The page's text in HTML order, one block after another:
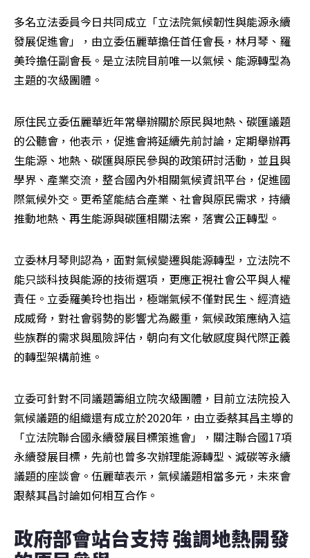
多名立法委員今日共同成立「立法院氣候韌性與能源永續
發展促進會」，由立委伍麗華擔任首任會長，林月琴、羅
美玲擔任副會長。是立法院目前唯一以氣候、能源轉型為
主題的次級團體。
原住民立委伍麗華近年常舉辦關於原民與地熱、碳匯議題
的公聽會，他表示，促進會將延續先前討論，定期舉辦再
生能源、地熱、碳匯與原民參與的政策研討活動，並且與
學界、產業交流，整合國內外相關氣候資訊平台，促進國
際氣候外交。更希望能結合產業、社會與原民需求，持續
推動地熱、再生能源與碳匯相關法案，落實公正轉型。
立委林月琴則認為，面對氣候變遷與能源轉型，立法院不
能只談科技與能源的技術選項，更應正視社會公平與人權
責任。立委羅美玲也指出，極端氣候不僅對民生、經濟造
成威脅，對社會弱勢的影響尤為嚴重，氣候政策應納入這
些族群的需求與風險評估，朝向有文化敏感度與代際正義
的轉型架構前進。
立委可針對不同議題籌組立院次級團體，目前立法院投入
氣候議題的組織還有成立於2020年，由立委蔡其昌主導的
「立法院聯合國永續發展目標策進會」，關注聯合國17項
永續發展目標，先前也曾多次辦理能源轉型、減碳等永續
議題的座談會。伍麗華表示，氣候議題相當多元，未來會
跟蔡其昌討論如何相互合作。
政府部會站台支持 強調地熱開發